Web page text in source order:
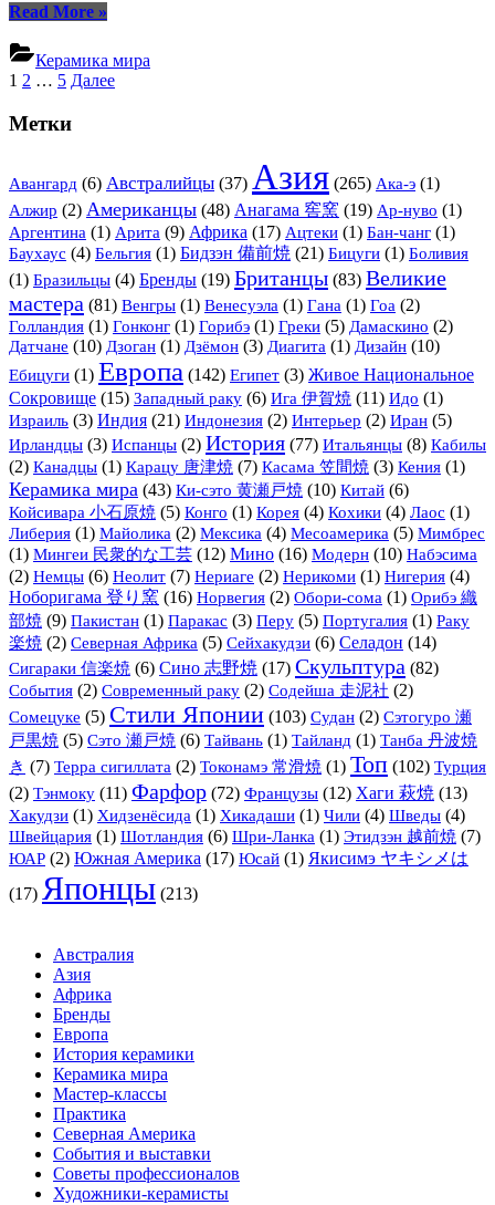
Read More“Бангалор
гончаров”
»
Керамика мира
Навигация
по
1 2 … 5 Далее
Метки
Авангард (6) Австралийцы (37) Азия (265) Ака-э (1)
Алжир (2) Американцы (48) Анагама 窖窯 (19) Ар-нуво (1)
Аргентина (1) Арита (9) Африка (17) Ацтеки (1) Бан-чанг (1)
Баухаус (4) Бельгия (1) Бидзэн 備前焼 (21) Бицуги (1) Боливия
(1) Бразильцы (4) Бренды (19) Британцы (83) Великие
мастера (81) Венгры (1) Венесуэла (1) Гана (1) Гоа (2)
Голландия (1) Гонконг (1) Горибэ (1) Греки (5) Дамаскино (2)
Датчане (10) Дзоган (1) Дзёмон (3) Диагита (1) Дизайн (10)
Ебицуги (1) Европа (142) Египет (3) Живое Национальное
Сокровище (15) Западный раку (6) Ига 伊賀焼 (11) Идо (1)
Израиль (3) Индия (21) Индонезия (2) Интерьер (2) Иран (5)
Ирландцы (3) Испанцы (2) История (77) Итальянцы (8) Кабилы
(2) Канадцы (1) Карацу 唐津焼 (7) Касама 笠間焼 (3) Кения (1)
Керамика мира (43) Ки-сэто 黄瀬戸焼 (10) Китай (6)
Койсивара 小石原焼 (5) Конго (1) Корея (4) Кохики (4) Лаос (1)
Либерия (1) Майолика (2) Мексика (4) Месоамерика (5) Мимбрес
(1) Мингеи 民衆的な工芸 (12) Мино (16) Модерн (10) Набэсима
(2) Немцы (6) Неолит (7) Нериаге (2) Нерикоми (1) Нигерия (4)
Ноборигама 登り窯 (16) Норвегия (2) Обори-сома (1) Орибэ 織
部焼 (9) Пакистан (1) Паракас (3) Перу (5) Португалия (1) Раку
楽焼 (2) Северная Африка (5) Сейхакудзи (6) Селадон (14)
Сигараки 信楽焼 (6) Сино 志野焼 (17) Скульптура (82)
События (2) Современный раку (2) Содейша 走泥社 (2)
Сомецуке (5) Стили Японии (103) Судан (2) Сэтогуро 瀬
戸黒焼 (5) Сэто 瀬戸焼 (6) Тайвань (1) Тайланд (1) Танба 丹波焼
き (7) Терра сигиллата (2) Токонамэ 常滑焼 (1) Топ (102) Турция
(2) Тэнмоку (11) Фарфор (72) Французы (12) Хаги 萩焼 (13)
Хакудзи (1) Хидзенёсида (1) Хикадаши (1) Чили (4) Шведы (4)
Швейцария (1) Шотландия (6) Шри-Ланка (1) Этидзэн 越前焼 (7)
ЮАР (2) Южная Америка (17) Юсай (1) Якисимэ ヤキシメは
(17) Японцы (213)
Австралия
Азия
Африка
Бренды
Европа
История керамики
Керамика мира
Мастер-классы
Практика
Северная Америка
События и выставки
Советы профессионалов
Художники-керамисты